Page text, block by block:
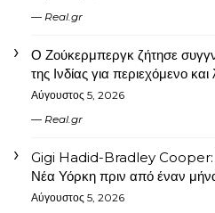
Real.gr
Ο Ζούκερμπεργκ ζήτησε
της Ινδίας για περιεχόμενο
Αύγουστος 5, 2026
Real.gr
Gigi Hadid-Bradley Cooper:
Νέα Υόρκη πριν από έναν
Αύγουστος 5, 2026